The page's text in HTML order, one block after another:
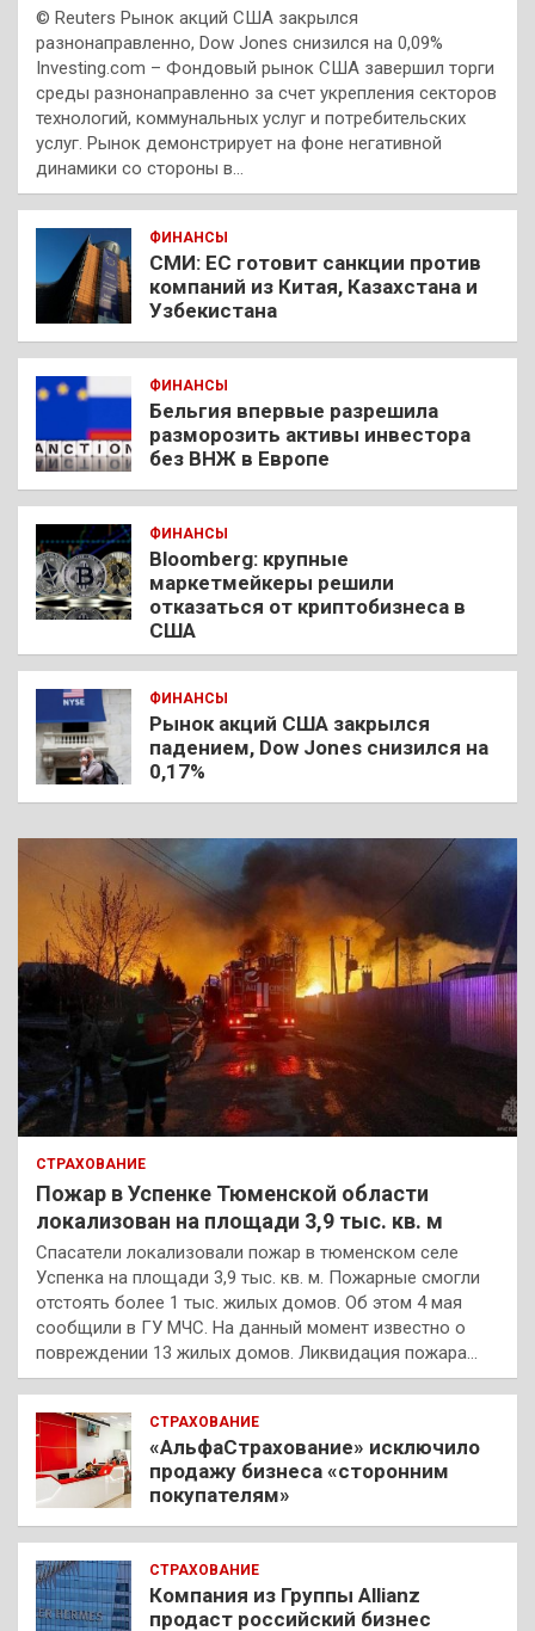
© Reuters Рынок акций США закрылся
разнонаправленно, Dow Jones снизился на 0,09%
Investing.com – Фондовый рынок США завершил торги
среды разнонаправленно за счет укрепления секторов
технологий, коммунальных услуг и потребительских
услуг. Рынок демонстрирует на фоне негативной
динамики со стороны в…
ФИНАНСЫ
СМИ: ЕС готовит санкции против
компаний из Китая, Казахстана и
Узбекистана
ФИНАНСЫ
Бельгия впервые разрешила
разморозить активы инвестора
без ВНЖ в Европе
ФИНАНСЫ
Bloomberg: крупные
маркетмейкеры решили
отказаться от криптобизнеса в
США
ФИНАНСЫ
Рынок акций США закрылся
падением, Dow Jones снизился на
0,17%
СТРАХОВАНИЕ
Пожар в Успенке Тюменской области
локализован на площади 3,9 тыс. кв. м
Спасатели локализовали пожар в тюменском селе
Успенка на площади 3,9 тыс. кв. м. Пожарные смогли
отстоять более 1 тыс. жилых домов. Об этом 4 мая
сообщили в ГУ МЧС. На данный момент известно о
повреждении 13 жилых домов. Ликвидация пожара…
СТРАХОВАНИЕ
«АльфаСтрахование» исключило
продажу бизнеса «сторонним
покупателям»
СТРАХОВАНИЕ
Компания из Группы Allianz
продаст российский бизнес